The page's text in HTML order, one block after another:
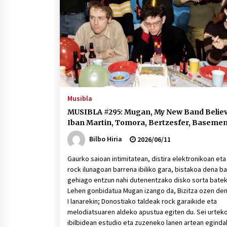
protagonista
2026/07/16
POTTO: San Pedro jaietako bertso-
saioa
2026/07/09
Auritz Iñurrietaren margoak
Musibla
MUSIBLA #295: Mugan, My New Band
Iban Martin, Tomora, Bertzesfer,
Bilbo Hiria
2026/06/11
Gaurko saioan intimitatean, distira elektronikoan eta
rock ilunagoan barrena ibiliko gara, bistakoa dena
gehiago entzun nahi dutenentzako disko sorta
Lehen gonbidatua Mugan izango da, Bizitza ozen
I lanarekin; Donostiako taldeak rock garaikide eta
melodiatsuaren aldeko apustua egiten du. Sei
ibilbidean estudio eta zuzeneko lanen artean